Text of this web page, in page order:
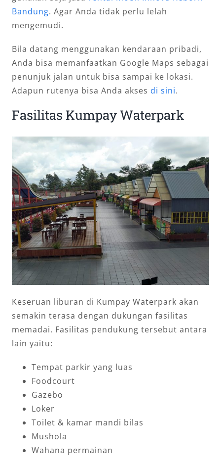
Bandung. Agar Anda tidak perlu lelah
mengemudi.
Bila datang menggunakan kendaraan pribadi,
Anda bisa memanfaatkan Google Maps sebagai
penunjuk jalan untuk bisa sampai ke lokasi.
Adapun rutenya bisa Anda akses di sini.
Fasilitas Kumpay Waterpark
Keseruan liburan di Kumpay Waterpark akan
semakin terasa dengan dukungan fasilitas
memadai. Fasilitas pendukung tersebut antara
lain yaitu:
Tempat parkir yang luas
Foodcourt
Gazebo
Loker
Toilet & kamar mandi bilas
Mushola
Wahana permainan